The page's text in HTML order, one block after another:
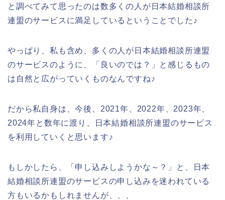
と調べてみて思ったのは数多くの人が日本結婚相談所
連盟のサービスに満足しているということでした♪
やっぱり、私も含め、多くの人が日本結婚相談所連盟
のサービスのように、「良いのでは？」と感じるもの
は自然と広がっていくものなんですね♪
だから私自身は、今後、2021年、2022年、2023年、
2024年と数年に渡り、日本結婚相談所連盟のサービス
を利用していくと思います♪
もしかしたら、「申し込みしようかな～？」と、日本
結婚相談所連盟のサービスの申し込みを迷われている
方もいるかもしれませんが、、、